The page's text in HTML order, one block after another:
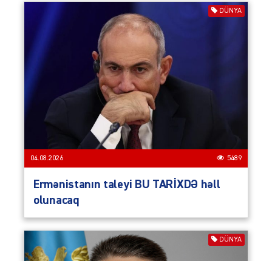
DÜNYA
04.08.2026 5489
Ermənistanın taleyi BU TARİXDƏ həll
olunacaq
DÜNYA